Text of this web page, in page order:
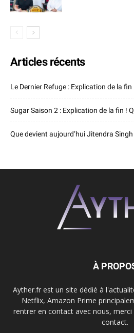
Articles récents
Le Dernier Refuge : Explication de la fin
Sugar Saison 2 : Explication de la fin !
Que devient aujourd’hui Jitendra Singh
À
Ayther.fr est un site dédié à
Netflix, Amazon Prime
rentrer en contact avec nous,
contact.